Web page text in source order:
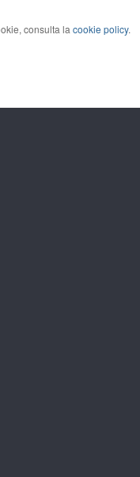
consulta la cookie policy.